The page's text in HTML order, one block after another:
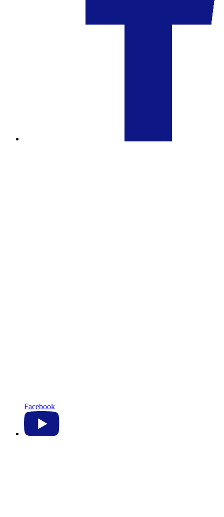
Facebook